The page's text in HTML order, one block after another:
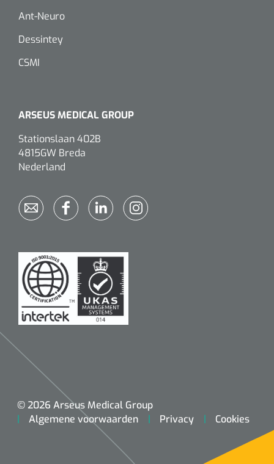
Ant-Neuro
Dessintey
CSMI
ARSEUS MEDICAL GROUP
Stationslaan 402B
4815GW Breda
Nederland
© 2026 Arseus Medical Group
Algemene voorwaarden
Privacy Cookies